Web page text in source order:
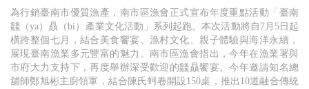
為行銷臺南市優質漁產，南市區漁會正式宣布年度重點活動「臺南
䲜（ya）贔（bi）產業文化活動」系列起跑。本次活動將自7月5日起
橫跨整個七月，結合美食饗宴、漁村文化、親子體驗與海洋永續，
展現臺南漁業多元豐富的魅力。南市區漁會指出，今年在漁業署與
市府大力支持下，再度舉辦深受歡迎的䲜贔饗宴。今年邀請知名總
舖師鄭旭彬主廚領軍，結合陳氏蚵卷開設150桌，推出10道融合傳統